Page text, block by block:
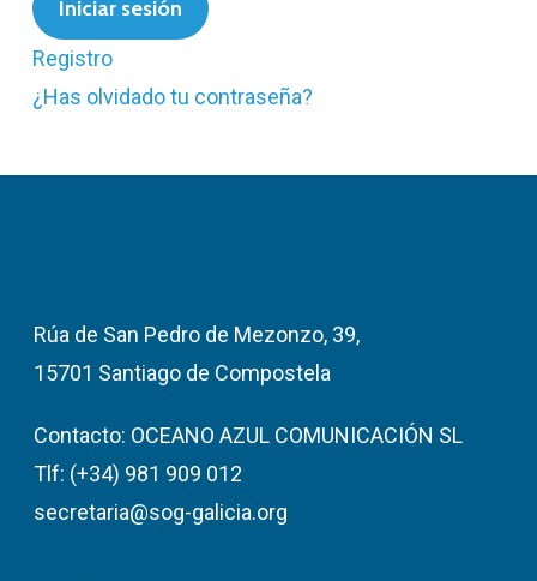
Registro
¿Has olvidado tu contraseña?
Rúa de San Pedro de Mezonzo, 39,
15701 Santiago de Compostela
Contacto: OCEANO AZUL COMUNICACIÓN SL
Tlf: (+34) 981 909 012
secretaria@sog-galicia.org